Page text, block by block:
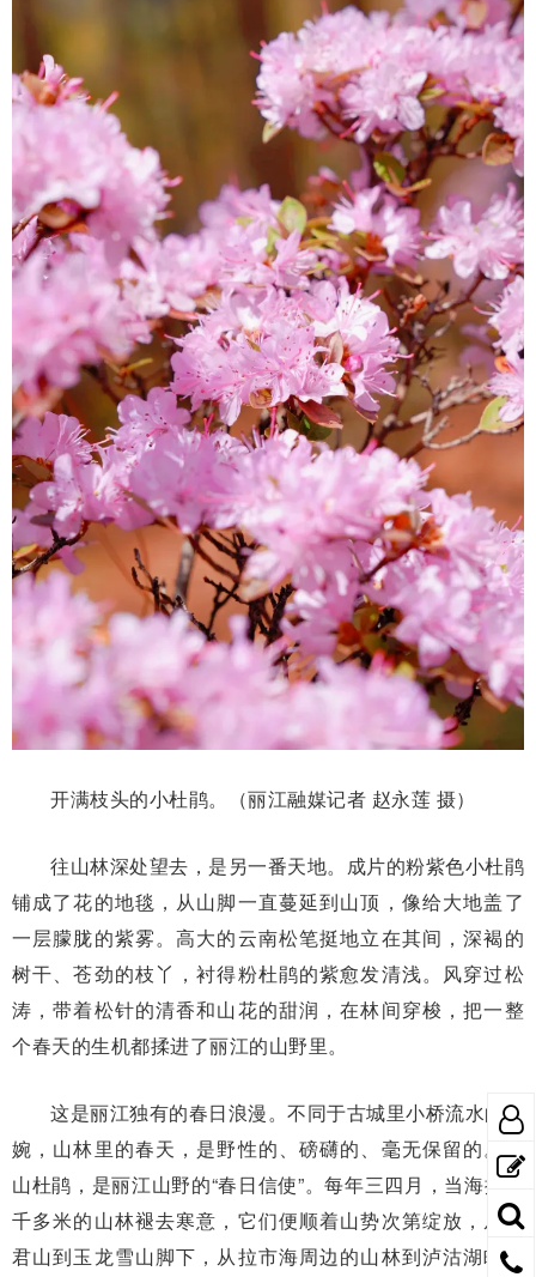
开满枝头的小杜鹃。（丽江融媒记者 赵永莲 摄）
往山林深处望去，是另一番天地。成片的粉紫色小杜鹃
铺成了花的地毯，从山脚一直蔓延到山顶，像给大地盖了
一层朦胧的紫雾。高大的云南松笔挺地立在其间，深褐的
树干、苍劲的枝丫，衬得粉杜鹃的紫愈发清浅。风穿过松
涛，带着松针的清香和山花的甜润，在林间穿梭，把一整
个春天的生机都揉进了丽江的山野里。
这是丽江独有的春日浪漫。不同于古城里小桥流水的温
婉，山林里的春天，是野性的、磅礴的、毫无保留的。高
山杜鹃，是丽江山野的“春日信使”。每年三四月，当海拔两
千多米的山林褪去寒意，它们便顺着山势次第绽放，从老
君山到玉龙雪山脚下，从拉市海周边的山林到泸沽湖畔的